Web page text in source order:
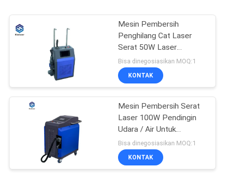
Mesin Pembersih
Penghilang Cat Laser
Serat 50W Laser
Penghilang Karat
Genggam
Bisa dinegosiasikan MOQ:1
KONTAK
Mesin Pembersih Serat
Laser 100W Pendingin
Udara / Air Untuk
Menghilangkan Karat Cat
Bisa dinegosiasikan MOQ:1
KONTAK